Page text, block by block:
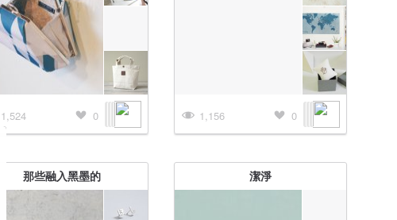
1,524 0 1,156 0
那些融入黑墨的 潔淨